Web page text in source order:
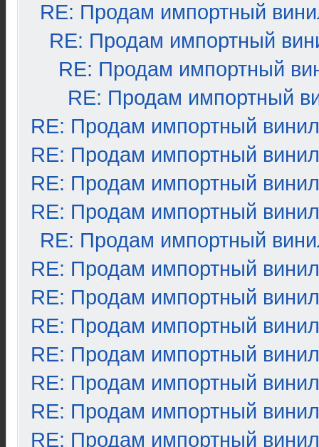
RE: Продам импортный
RE: Продам импортный
RE: Продам импортный
RE: Продам импортный
RE: Продам импортный винил
RE: Продам импортный винил
RE: Продам импортный винил
RE: Продам импортный винил
RE: Продам импортный
RE: Продам импортный винил
RE: Продам импортный винил
RE: Продам импортный винил
RE: Продам импортный винил
RE: Продам импортный винил
RE: Продам импортный винил
RE: Продам импортный винил